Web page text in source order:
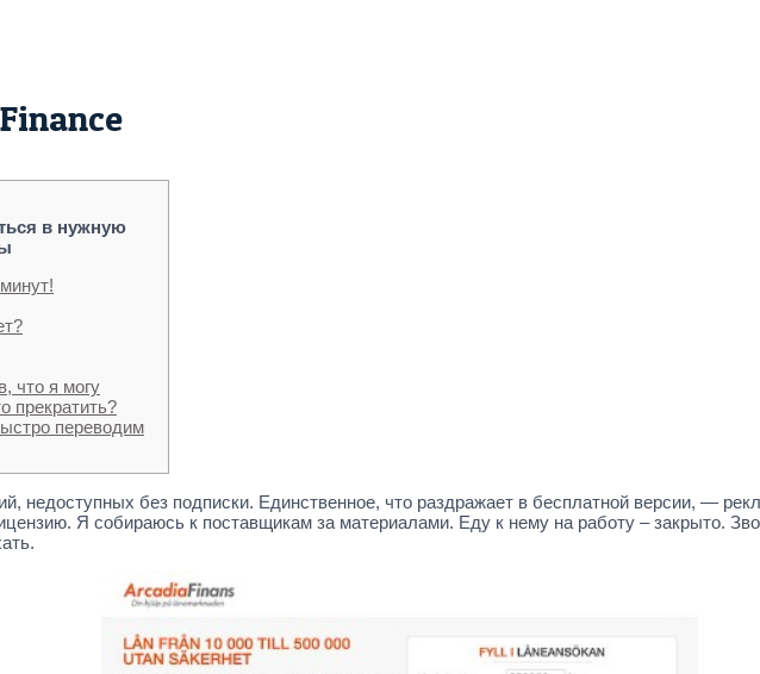
в нужную
что я могу
прекратить?
переводим
недоступных без подписки. Единственное, что раздражает в бесплатной версии, —
Я собираюсь к поставщикам за материалами. Еду к нему на работу – закрыто.